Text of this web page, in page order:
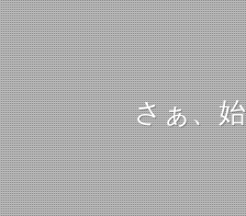
さぁ、